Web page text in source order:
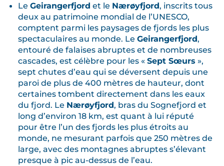
LeGeirangerfjord et le Nærøyfjord, inscrits tous
deux au patrimoine mondial de l’UNESCO,
comptent parmi les paysages de fjords les plus
spectaculaires au monde. LeGeirangerfjord,
entouré de falaises abruptes et de nombreuses
cascades, est célèbre pour les «Sept Sœurs »,
sept chutes d’eau qui se déversent depuis une
paroi de plus de 400 mètres de hauteur, dont
certaines tombent directement dans les eaux
du fjord. Le Nærøyfjord, bras du Sognefjord et
long d’environ 18 km, est quant à lui réputé
pour être l’un des fjords les plus étroits au
monde, ne mesurant parfois que 250 mètres de
large, avec des montagnes abruptes s’élevant
presque à pic au-dessus de l’eau.